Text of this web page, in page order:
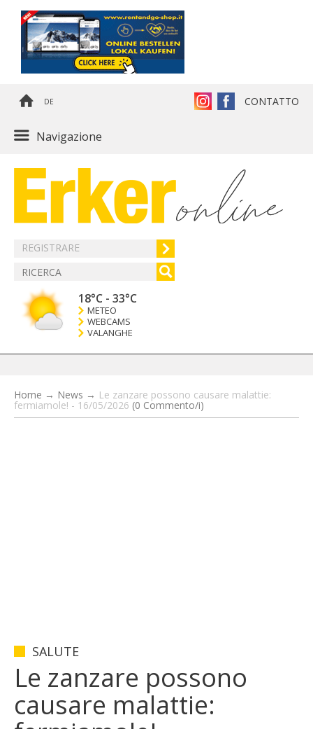
DE CONTATTO
Navigazione
REGISTRARE
18°C - 33°C
METEO
WEBCAMS
VALANGHE
Home → News → Le zanzare possono causare malattie:
fermiamole! - 16/05/2026 (0 Commento/i)
SALUTE
Le zanzare possono
causare malattie: